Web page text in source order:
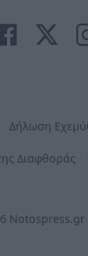
Δήλωση
Διαφθοράς